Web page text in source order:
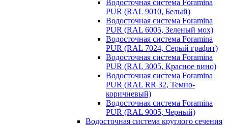
Водосточная система Foramina
PUR (RAL 9010, Белый)
Водосточная система Foramina
PUR (RAL 6005, Зеленый мох)
Водосточная система Foramina
PUR (RAL 7024, Серый графит)
Водосточная система Foramina
PUR (RAL 3005, Красное вино)
Водосточная система Foramina
PUR (RAL RR 32, Темно-
коричневый)
Водосточная система Foramina
PUR (RAL 9005, Черный)
Водосточная система круглого сечения